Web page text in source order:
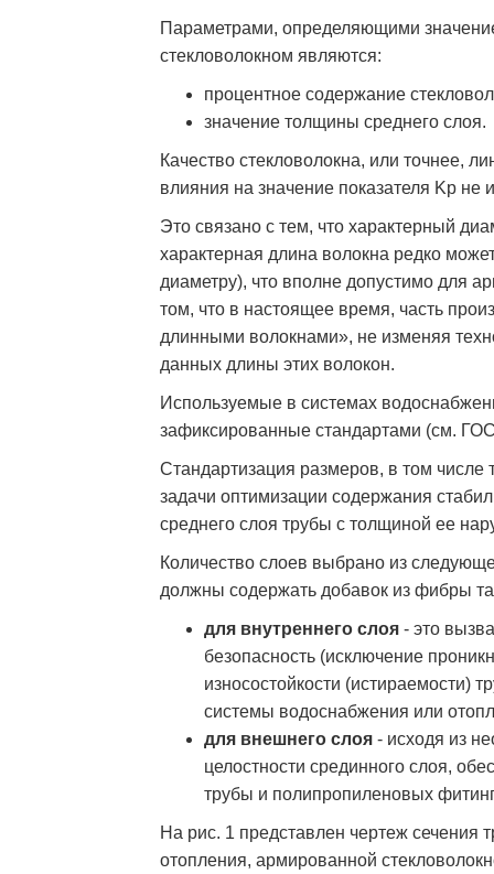
Параметрами, определяющими
стекловолокном являются:
процентное содержание
значение толщины среднего слоя.
Качество стекловолокна, или точнее,
влияния на значение показателя Kp не
Это связано с тем, что характерный
характерная длина волокна редко
диаметру), что вполне допустимо для
том, что в настоящее время, часть
длинными волокнами», не изменяя
данных длины этих волокон.
Используемые в системах
зафиксированные стандартами (см.
Стандартизация размеров, в том
задачи оптимизации содержания
среднего слоя трубы с толщиной ее
Количество слоев выбрано из
должны содержать добавок из фибры
для внутреннего слоя - это
безопасность (исключение
износостойкости (истираемости)
системы водоснабжения или
для внешнего слоя - исходя из
целостности срединного слоя,
трубы и полипропиленовых
На рис. 1 представлен чертеж сечения
отопления, армированной